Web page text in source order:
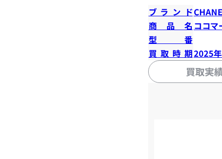
ブランド
商品名 ココマ
型番
買取時期2025
買取実